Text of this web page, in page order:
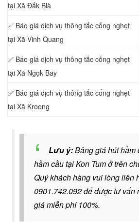
tại Xã Đắk Blà
✅ Báo giá dịch vụ thông tắc cống nghẹt
tại Xã Vinh Quang
✅ Báo giá dịch vụ thông tắc cống nghẹt
tại Xã Ngọk Bay
✅ Báo giá dịch vụ thông tắc cống nghẹt
tại Xã Kroong
Lưu ý:Bảng giá hút hầm
hầm cầu tại Kon Tum ở trên
Quý khách hàng vui lòng liên
0901.742.092để được tư vấn
giá miễn phí 100%.